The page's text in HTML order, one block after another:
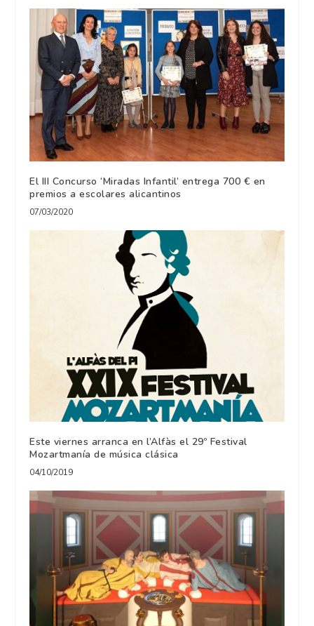
El III Concurso ‘Miradas Infantil’ entrega 700 € en
premios a escolares alicantinos
07/03/2020
Este viernes arranca en l’Alfàs el 29º Festival
Mozartmanía de música clásica
04/10/2019